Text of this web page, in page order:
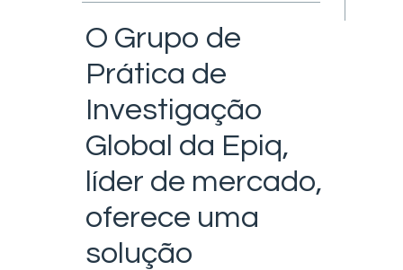
O Grupo de
Prática de
Investigação
Global da Epiq,
líder de mercado,
oferece uma
solução